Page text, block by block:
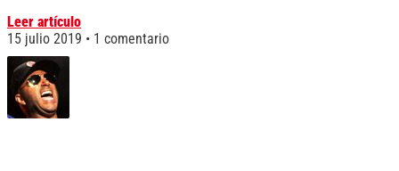
Leer artículo
15 julio 2019
1 comentario